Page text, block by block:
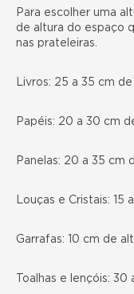
Para escolher uma
de altura do espaço
nas prateleiras.
Livros: 25 a 35 cm de
Papéis: 20 a 30 cm
Panelas: 20 a 35 cm
Louças e Cristais: 15
Garrafas: 10 cm de
Toalhas e lençóis: